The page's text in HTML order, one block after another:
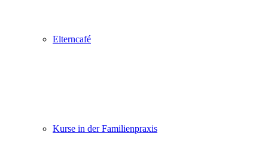
Elterncafé
Kurse in der Familienpraxis